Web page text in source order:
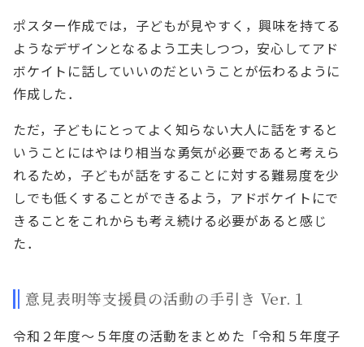
ポスター作成では，子どもが見やすく，興味を持てる
ようなデザインとなるよう工夫しつつ，安心してアド
ボケイトに話していいのだということが伝わるように
作成した．
ただ，子どもにとってよく知らない大人に話をすると
いうことにはやはり相当な勇気が必要であると考えら
れるため，子どもが話をすることに対する難易度を少
しでも低くすることができるよう，アドボケイトにで
きることをこれからも考え続ける必要があると感じ
た．
意見表明等支援員の活動の手引き Ver.１
令和２年度～５年度の活動をまとめた「令和５年度子